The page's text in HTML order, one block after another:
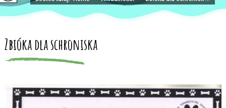
Zbióka dla schroniska